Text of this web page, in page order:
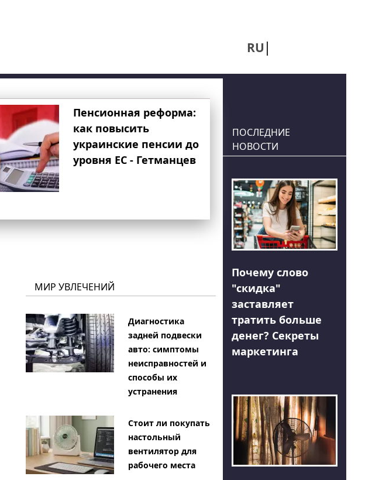
RU
Пенсионная реформа:
как повысить
украинские пенсии до
уровня ЕС - Гетманцев
МИР УВЛЕЧЕНИЙ
Диагностика
задней подвески
авто: симптомы
неисправностей и
способы их
устранения
Стоит ли покупать
настольный
вентилятор для
рабочего места
ПОСЛЕДНИЕ
НОВОСТИ
Почему слово
"скидка"
заставляет
тратить больше
денег? Секреты
маркетинга